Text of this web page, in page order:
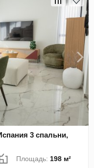
3 спальни,
Площадь:198 м²